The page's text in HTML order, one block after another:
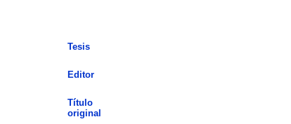
Tesis
Editor
Título
original